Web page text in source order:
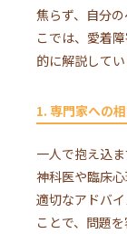
焦らず、自分
こでは、愛着
的に解説してい
1. 専門家への
一人で抱え込
神科医や臨床
適切なアドバ
ことで、問題